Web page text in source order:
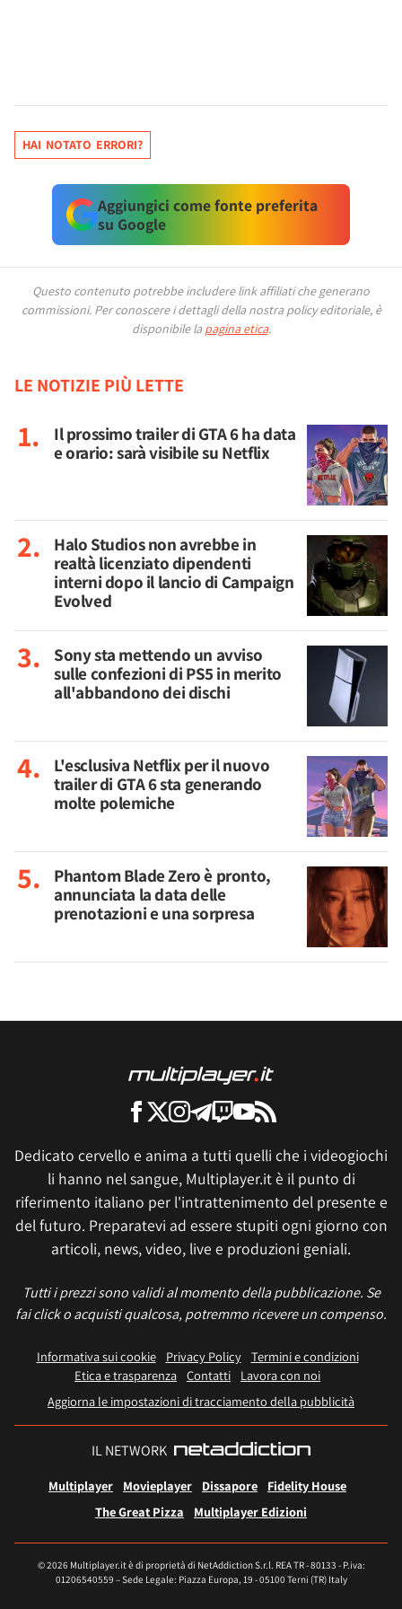
HAI NOTATO ERRORI?
Aggiungici come fonte preferita
su Google
Questo contenuto potrebbe includere link affiliati che generano
commissioni. Per conoscere i dettagli della nostra policy editoriale, è
disponibile la pagina etica.
LE NOTIZIE PIÙ LETTE
Il prossimo trailer di GTA 6 ha data
e orario: sarà visibile su Netflix
Halo Studios non avrebbe in
realtà licenziato dipendenti
interni dopo il lancio di Campaign
Evolved
Sony sta mettendo un avviso
sulle confezioni di PS5 in merito
all'abbandono dei dischi
L'esclusiva Netflix per il nuovo
trailer di GTA 6 sta generando
molte polemiche
Phantom Blade Zero è pronto,
annunciata la data delle
prenotazioni e una sorpresa
Dedicato cervello e anima a tutti quelli che i videogiochi
li hanno nel sangue, Multiplayer.it è il punto di
riferimento italiano per l'intrattenimento del presente e
del futuro. Preparatevi ad essere stupiti ogni giorno con
articoli, news, video, live e produzioni geniali.
Tutti i prezzi sono validi al momento della pubblicazione. Se
fai click o acquisti qualcosa, potremmo ricevere un compenso.
Informativa sui cookie Privacy Policy
Termini e condizioni
Etica e trasparenza Contatti
Lavora con noi
Aggiorna le impostazioni di tracciamento della pubblicità
IL NETWORK
Multiplayer Movieplayer Dissapore
Fidelity House
The Great Pizza
Multiplayer Edizioni
© 2026 Multiplayer.it è di proprietà di NetAddiction S.r.l. REA TR - 80133 - P.iva:
01206540559 – Sede Legale: Piazza Europa, 19 - 05100 Terni (TR) Italy